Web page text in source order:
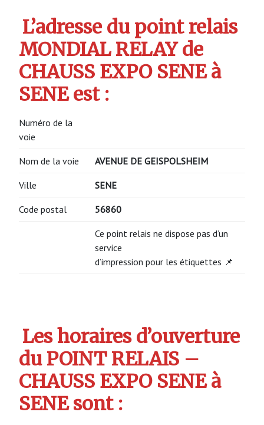
L’adresse du point relais
MONDIAL RELAY de
CHAUSS EXPO SENE à
SENE est :
Numéro de la
voie
Nom de la voie AVENUE DE GEISPOLSHEIM
Ville SENE
Code postal 56860
Ce point relais ne dispose pas d’un
service
d’impression pour les étiquettes 📌
Les horaires d’ouverture
du POINT RELAIS –
CHAUSS EXPO SENE à
SENE sont :